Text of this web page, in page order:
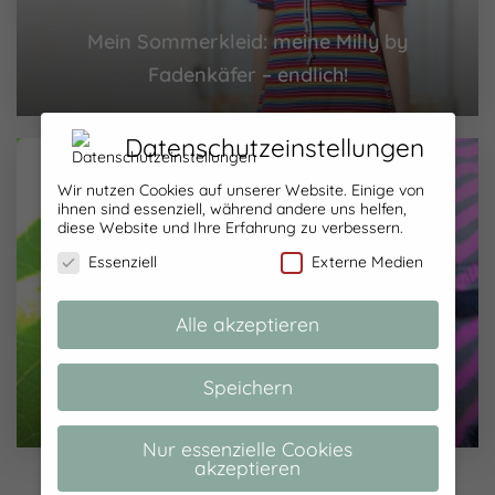
Mein Sommerkleid: meine Milly by
Fadenkäfer – endlich!
Besser spät als nie – mein Kimono Tee!
Datenschutzeinstellungen
Wir nutzen Cookies auf unserer Website. Einige von
ihnen sind essenziell, während andere uns helfen,
diese Website und Ihre Erfahrung zu verbessern.
Essenziell
Externe Medien
Alle akzeptieren
Speichern
Nur essenzielle Cookies
akzeptieren